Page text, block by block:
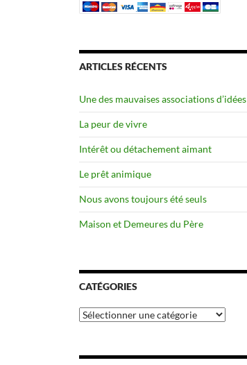
ARTICLES RÉCENTS
Une des mauvaises associations d’idées
La peur de vivre
Intérêt ou détachement aimant
Le prêt animique
Nous avons toujours été seuls
Maison et Demeures du Père
CATÉGORIES
Catégories